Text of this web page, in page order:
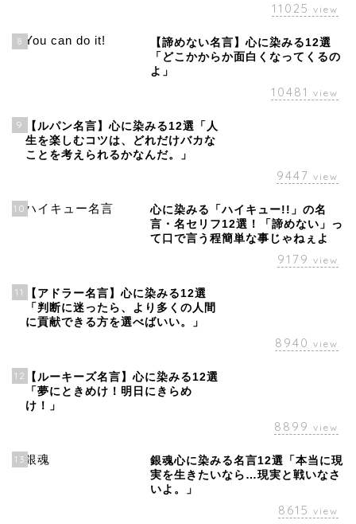
11025 view
8
【諦めない名言】心に染みる12選
「どこかからか面白くなってくるの
よ」
10481 view
9
【ルパン名言】心に染みる12選「人
生を楽しむコツは、どれだけバカな
ことを考えられるかなんだ。」
9447 view
10
心に染みる「ハイキュー!!」の名
言・名セリフ12選！「諦めない」っ
て口で言う程簡単な事じゃねぇよ
9179 view
11
【アドラー名言】心に染みる12選
「判断に迷ったら、より多くの人間
に貢献できる方を選べばいい。」
8940 view
12
【ルーキーズ名言】心に染みる12選
「夢にときめけ！明日にきらめ
け！」
8899 view
13
銀魂心に染みる名言12選「本当に現
実を生きたいなら…現実と戦いなさ
いよ。」
8615 view